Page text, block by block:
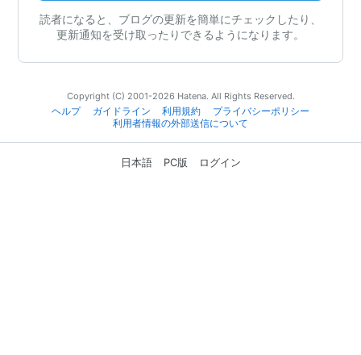
読者になると、ブログの更新を簡単にチェックしたり、
更新通知を受け取ったりできるようになります。
Copyright (C) 2001-2026 Hatena. All Rights Reserved.
ヘルプ
ガイドライン 利用規約
プライバシーポリシー
利用者情報の外部送信について
日本語 PC版 ログイン